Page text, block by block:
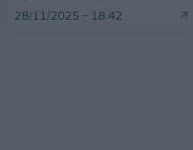
28/11/2025 - 18:42